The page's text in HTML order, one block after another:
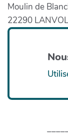
Moulin de
22290